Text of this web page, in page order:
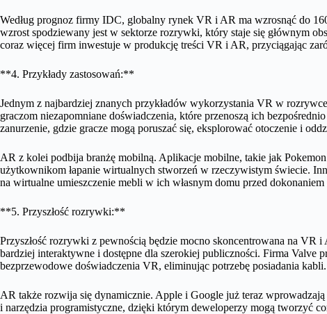
Według prognoz firmy IDC, globalny rynek VR i AR ma wzrosnąć do
wzrost spodziewany jest w sektorze rozrywki, który staje się głównym
coraz więcej firm inwestuje w produkcję treści VR i AR, przyciągając
**4. Przykłady zastosowań:**
Jednym z najbardziej znanych przykładów wykorzystania VR w
graczom niezapomniane doświadczenia, które przenoszą ich
zanurzenie, gdzie gracze mogą poruszać się, eksplorować otoczenie i
AR z kolei podbija branżę mobilną. Aplikacje mobilne, takie jak
użytkownikom łapanie wirtualnych stworzeń w rzeczywistym świecie.
na wirtualne umieszczenie mebli w ich własnym domu przed dokonaniem
**5. Przyszłość rozrywki:**
Przyszłość rozrywki z pewnością będzie mocno skoncentrowana na VR i
bardziej interaktywne i dostępne dla szerokiej publiczności. Firma Valve
bezprzewodowe doświadczenia VR, eliminując potrzebę posiadania kabli.
AR także rozwija się dynamicznie. Apple i Google już teraz
i narzędzia programistyczne, dzięki którym deweloperzy mogą tworzyć